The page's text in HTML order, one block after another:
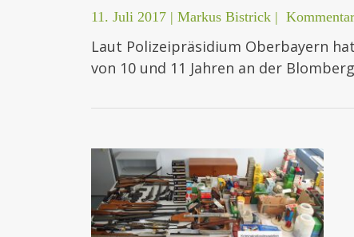
11. Juli 2017 | Markus Bistrick |
Laut Polizeipräsidium Oberbayern
von 10 und 11 Jahren an der